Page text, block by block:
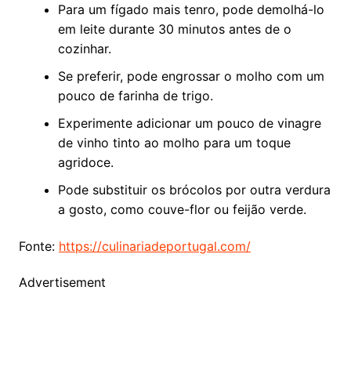
Para um fígado mais tenro, pode demolhá-lo
em leite durante 30 minutos antes de o
cozinhar.
Se preferir, pode engrossar o molho com um
pouco de farinha de trigo.
Experimente adicionar um pouco de vinagre
de vinho tinto ao molho para um toque
agridoce.
Pode substituir os brócolos por outra verdura
a gosto, como couve-flor ou feijão verde.
Fonte: https://culinariadeportugal.com/
Advertisement